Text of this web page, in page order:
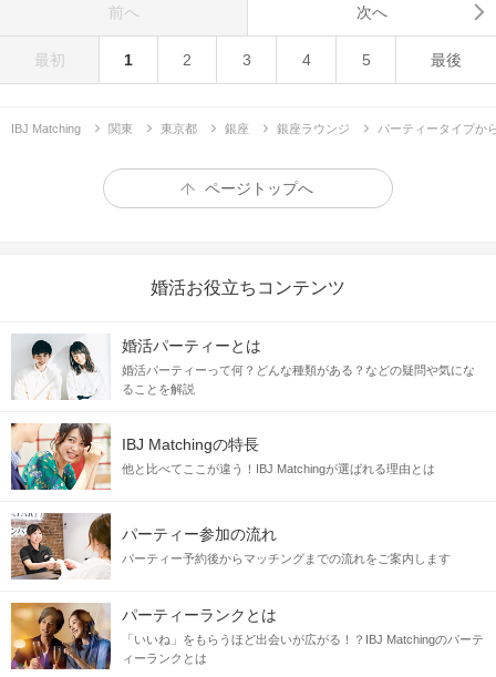
前へ 次へ
最初 1 2 3 4 5 最後
IBJ Matching 関東 東京都 銀座 銀座ラウンジ パーティータイプか
ページトップへ
婚活お役立ちコンテンツ
婚活パーティーとは
婚活パーティーって何？どんな種類がある？などの疑問や気にな
ることを解説
IBJ Matchingの特長
他と比べてここが違う！IBJ Matchingが選ばれる理由とは
パーティー参加の流れ
パーティー予約後からマッチングまでの流れをご案内します
パーティーランクとは
「いいね」をもらうほど出会いが広がる！？IBJ Matchingのパーテ
ィーランクとは